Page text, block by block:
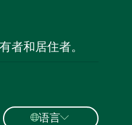
者和居住者。
语言